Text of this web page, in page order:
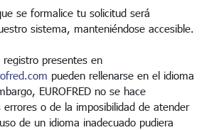
se formalice tu solicitud será
sistema, manteniéndose accesible.
presentes en
pueden rellenarse en el idioma
EUROFRED no se hace
errores o de la imposibilidad de atender
de un idioma inadecuado pudiera